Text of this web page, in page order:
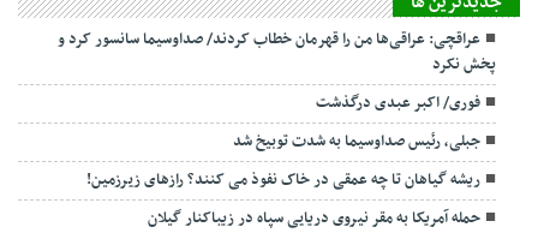
عراقچی: عراقی‌ها من را قهرمان خطاب کردند/ صداوسیما سانسور کرد و
پخش نکرد
فوری/ اکبر عبدی درگذشت
جبلی، رئیس صداوسیما به شدت توبیخ شد
ریشه گیاهان تا چه عمقی در خاک نفوذ می کنند؟ رازهای زیرزمین!
حمله آمریکا به مقر نیروی دریایی سپاه در زیباکنار گیلان